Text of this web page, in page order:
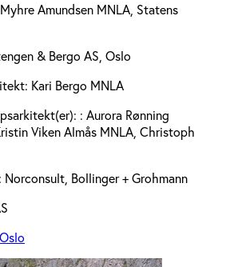
Amundsen MNLA, Statens
& Bergo AS, Oslo
Kari Bergo MNLA
: Aurora Rønning
Viken Almås MNLA, Christoph
Norconsult, Bollinger + Grohmann